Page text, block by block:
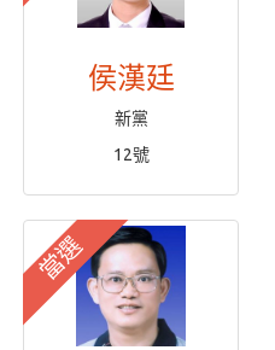
侯漢廷
新黨
12號
當選